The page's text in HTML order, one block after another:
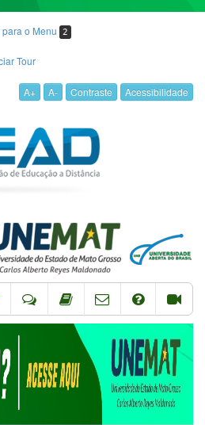
para o Menu 2
Tour
A+ A- Contraste Acessibilidade